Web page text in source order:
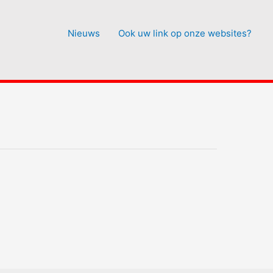
Nieuws Ook uw link op onze websites?